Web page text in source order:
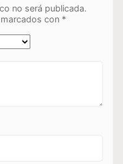
no será publicada.
con *